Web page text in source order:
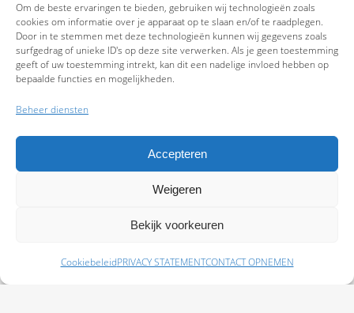
Om de beste ervaringen te bieden, gebruiken wij technologieën zoals
cookies om informatie over je apparaat op te slaan en/of te raadplegen.
Door in te stemmen met deze technologieën kunnen wij gegevens zoals
surfgedrag of unieke ID's op deze site verwerken. Als je geen toestemming
geeft of uw toestemming intrekt, kan dit een nadelige invloed hebben op
bepaalde functies en mogelijkheden.
Beheer diensten
Accepteren
Weigeren
Bekijk voorkeuren
CookiebeleidPRIVACY STATEMENTCONTACT OPNEMEN
Schade melden Afspraak maken Polissen